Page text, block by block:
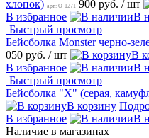
хлопок) арт: O-1271 900 руб. / шт
В избранное
В
Быстрый просмотр
Бейсболка Monster черно-
050 руб. / шт В
В избранное
В
Быстрый просмотр
Бейсболка "X" (серая,
В корзину
В избранное
В
Наличие в магазинах